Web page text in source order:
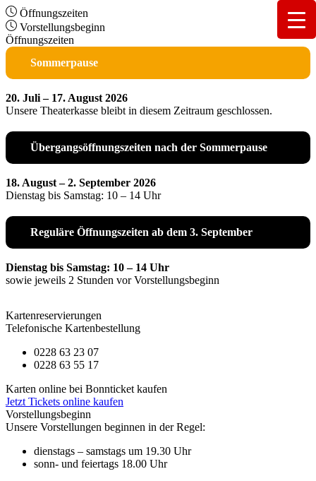
Öffnungszeiten
Vorstellungsbeginn
Öffnungszeiten
Sommerpause
20. Juli – 17. August 2026
Unsere Theaterkasse bleibt in diesem Zeitraum geschlossen.
Übergangsöffnungszeiten nach der Sommerpause
18. August – 2. September 2026
Dienstag bis Samstag: 10 – 14 Uhr
Reguläre Öffnungszeiten ab dem 3. September
Dienstag bis Samstag: 10 – 14 Uhr
sowie jeweils 2 Stunden vor Vorstellungsbeginn
Kartenreservierungen
Telefonische Kartenbestellung
0228 63 23 07
0228 63 55 17
Karten online bei Bonnticket kaufen
Jetzt Tickets online kaufen
Vorstellungsbeginn
Unsere Vorstellungen beginnen in der Regel:
dienstags – samstags um 19.30 Uhr
sonn- und feiertags 18.00 Uhr